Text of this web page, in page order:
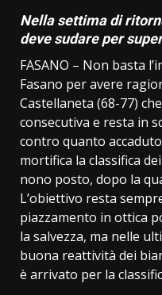
Nella settima di
deve sudare per
FASANO – Non basta
Fasano per avere
Castellaneta (68-77)
consecutiva e resta in
contro quanto
mortifica la classifica
nono posto, dopo la
L’obiettivo resta
piazzamento in ottica
la salvezza, ma nelle
buona reattività dei
è arrivato per la